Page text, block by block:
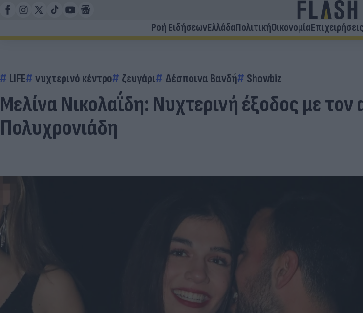
Ροή ΕιδήσεωνΕλλάδαΠολιτικήΟικονομίαΕπιχειρήσεις
LIFE νυχτερινό κέντρο ζευγάρι Δέσποινα Βανδή Showbiz
Μελίνα Νικολαΐδη: Νυχτερινή έξοδος με
Πολυχρονιάδη